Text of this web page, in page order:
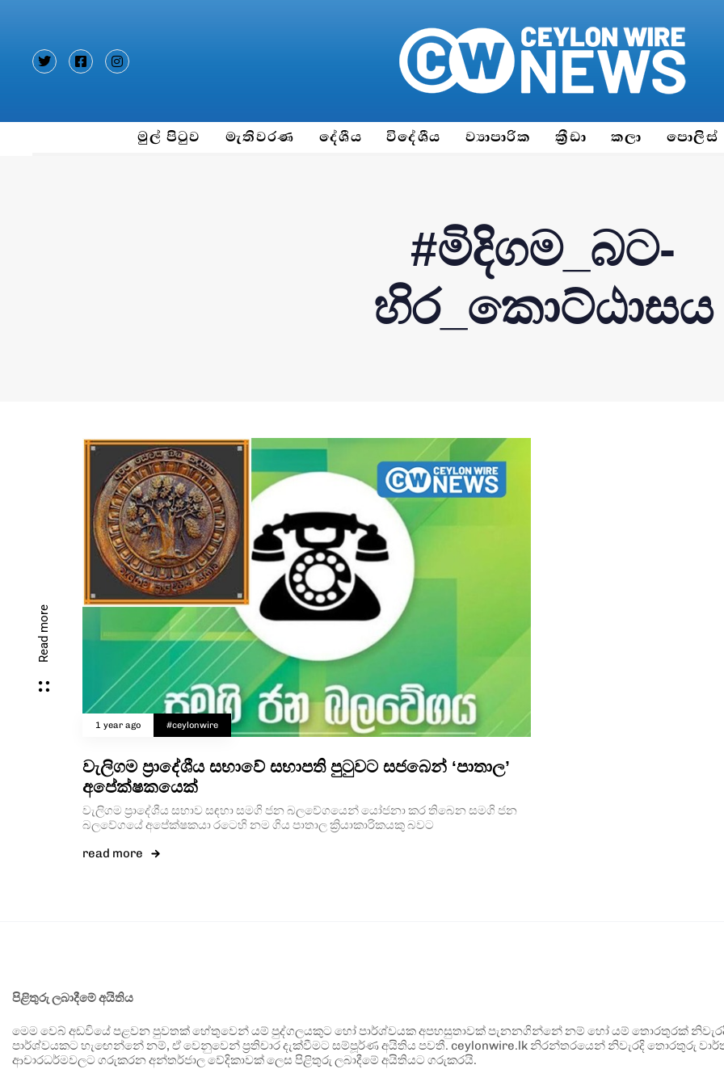
මුල් පිටුව මැතිවරණ දේශීය විදේශීය ව්‍යාපාරික ක්‍රීඩා කලා පොලිස්
Read more
#මිදි­ගම_බට­
හිර_කොට්ඨා­ස­ය
1 year ago #ceylonwire
වැලි­ගම ප්‍රාදේ­ශීය සභාවේ සභාපති පුටුවට සජබෙන් ‘පාතාල’
අපේක්ෂකයෙක්
වැලි­ගම ප්‍රාදේ­ශීය සභාව සඳහා සමගි ජන බල­වේ­ග­යෙන් යෝජනා කර තිබෙන සමගි ජන
බල­වේ­ගයේ අපේ­ක්ෂ­කයා රටෙහි නම ගිය පාතාල ක්‍රියා­කා­රි­ක­යකු බවට
read more
පිළිතුරු ලබාදීමේ අයිතිය
මෙම වෙබ් අඩවියේ පළවන පුවතක් හේතුවෙන් යම් පුද්ගලයකුට හෝ පාර්ශ්වයක අපහසුතාවක් පැනනගින්නේ නම් හෝ යම් තොරතුරක්
පාර්ශ්වයකට හැඟෙන්නේ නම්, ඒ වෙනුවෙන් ප්‍රතිචාර දැක්වීමට සම්පූර්ණ අයිතිය පවතී. ceylonwire.lk නිරන්තරයෙන් නිවැරදි තොරතුරු
ආචාරධර්මවලට ගරුකරන අන්තර්ජාල වේදිකාවක් ලෙස පිළිතුරු ලබාදීමේ අයිතියට ගරුකරයි.